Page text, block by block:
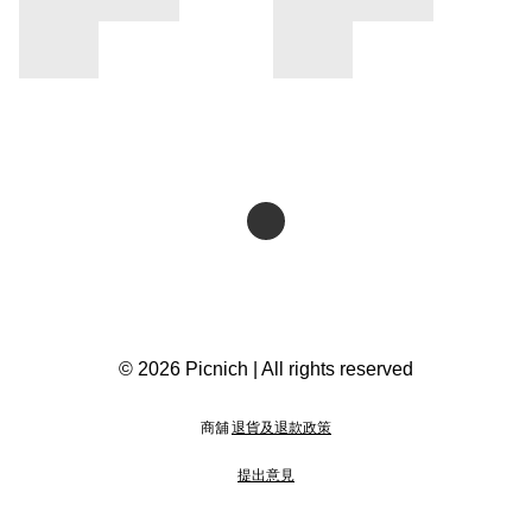
© 2026 Picnich | All rights reserved
商舖退貨及退款政策
提出意見